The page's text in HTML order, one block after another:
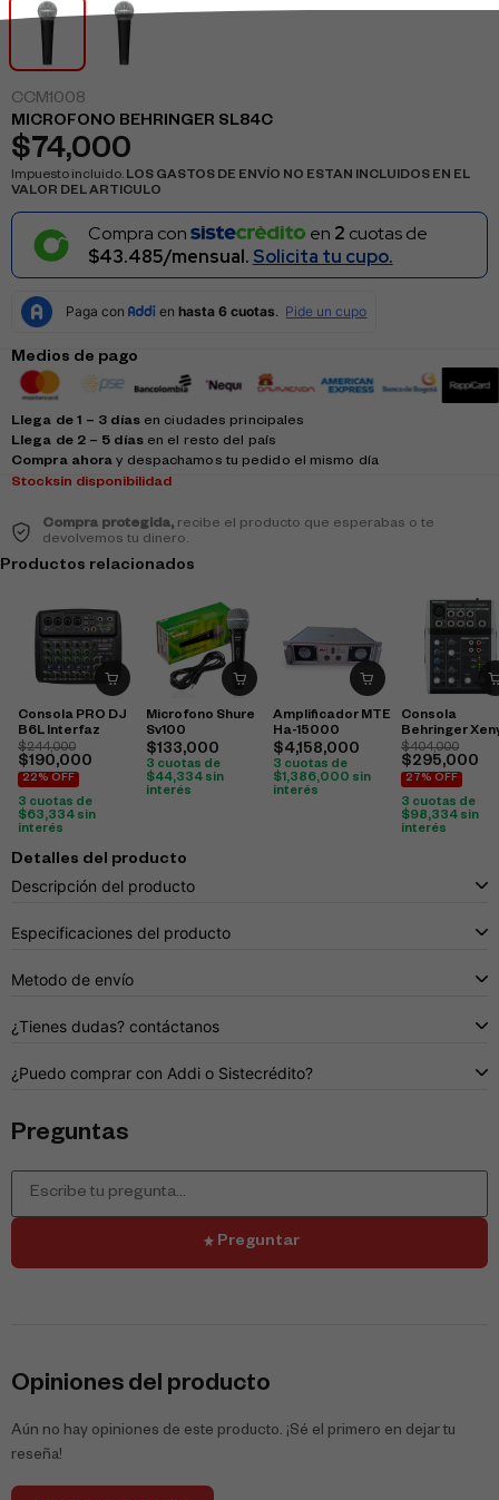
CCM1008
MICROFONO BEHRINGER SL84C
$ 74,000
Impuesto incluido. LOS GASTOS DE ENVÍO NO ESTAN INCLUIDOS EN EL
VALOR DEL ARTICULO
Compra con en 2 cuotas de
$43.485/mensual. Solicita tu cupo.
Medios de pago
Llega de 1 – 3 díasen ciudades principales
Llega de 2 – 5 díasen el resto del país
Compra ahora y despachamos tu pedido el mismo día
Stocksin disponibilidad
Compra protegida,recibe el producto que esperabas o te
devolvemos tu dinero.
Productos relacionados
Consola PRO DJ
B6L Interfaz
$244,000
$190,000
22% OFF
3 cuotas de
$63,334 sin
interés
Microfono Shure
Sv100
$133,000
3 cuotas de
$44,334sin
interés
Amplificador MTE
Ha-15000
$4,158,000
3 cuotas de
$1,386,000 sin
interés
Consola
Behringer
502S
$404,000
$295,000
27% OFF
3 cuotas de
$98,334sin
interés
Detalles del producto
Descripción del producto
Especificaciones del producto
Metodo de envío
¿Tienes dudas? contáctanos
¿Puedo comprar con Addi o Sistecrédito?
Preguntas
Preguntar
Opiniones del producto
Aún no hay opiniones de este producto. ¡Sé el primero en dejar tu
reseña!